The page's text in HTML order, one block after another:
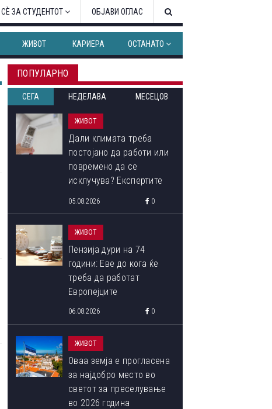
СЀ ЗА СТУДЕНТОТ ОБЈАВИ ОГЛАС
ЖИВОТ КАРИЕРА ОСТАНАТО
ПОПУЛАРНО
СЕГА НЕДЕЛАВА МЕСЕЦОВ
ЖИВОТ
Дали климата треба
постојано да работи или
повремено да се
исклучува? Експертите
троши помалку струја
05.08.2026 0
ЖИВОТ
Пензија дури на 74
години: Еве до кога ќе
треба да работат
Европејците
06.08.2026 0
ЖИВОТ
Оваа земја е прогласена
за најдобро место во
светот за преселување
во 2026 година